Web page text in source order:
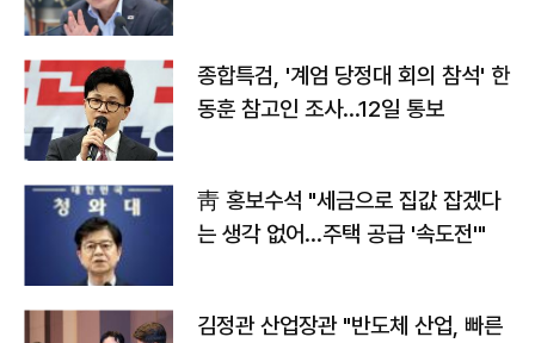
종합특검, '계엄 당정대 회의 참석' 한
동훈 참고인 조사...12일 통보
靑 홍보수석 "세금으로 집값 잡겠다
는 생각 없어…주택 공급 '속도전'"
김정관 산업장관 "반도체 산업, 빠른